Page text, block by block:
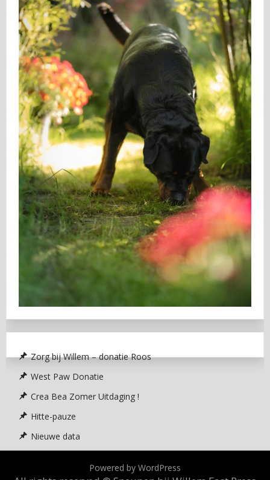
Zorg bij Willem – donatie Roos
West Paw Donatie
Crea Bea Zomer Uitdaging !
Hitte-pauze
Nieuwe data
Powered by WordPress